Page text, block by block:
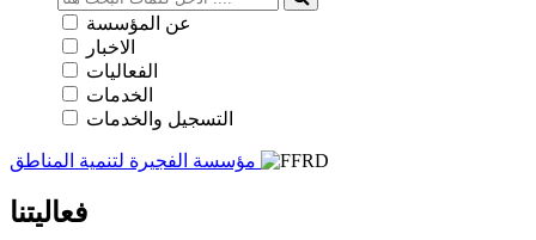
عن المؤسسة
الاخبار
الفعاليات
الخدمات
التسجيل والخدمات
فعاليتنا